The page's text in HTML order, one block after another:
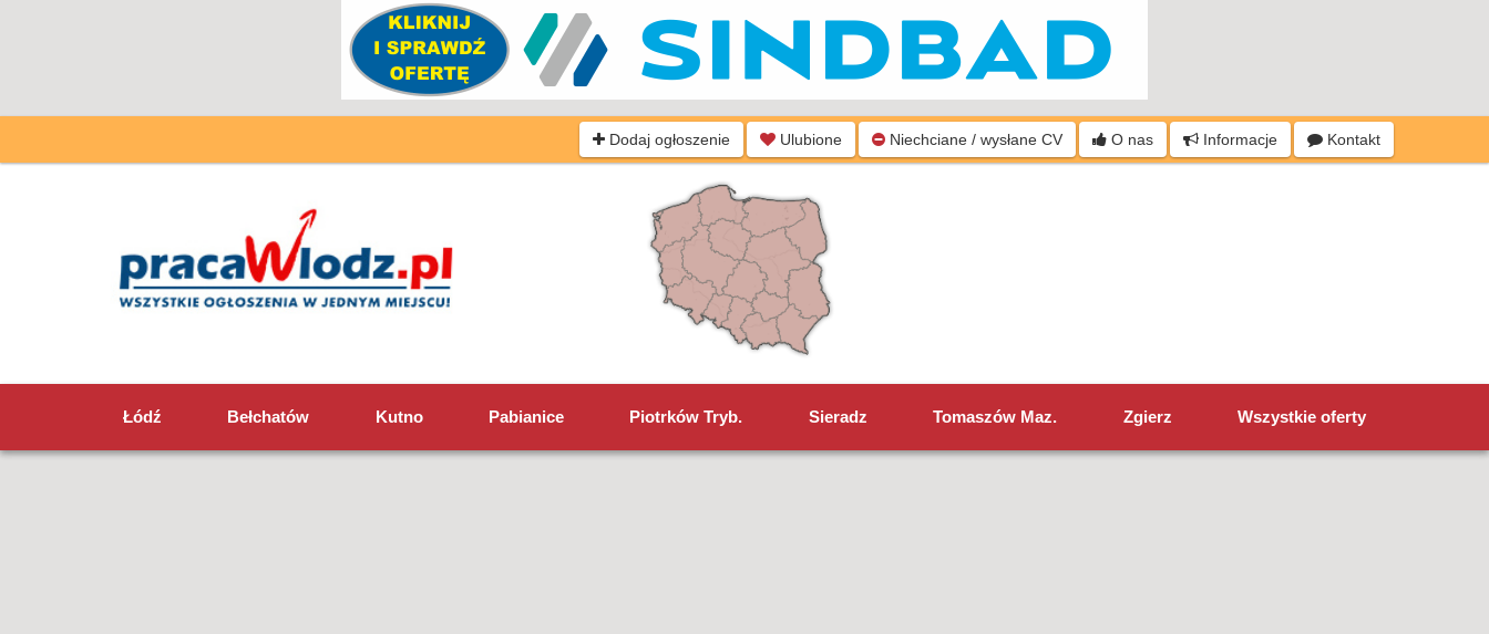
Dodaj ogłoszenie Ulubione Niechciane / wysłane CV O nas Informacje Kontakt
Łódź Bełchatów Kutno Pabianice Piotrków Tryb. Sieradz Tomaszów Maz. Zgierz Wszystkie oferty